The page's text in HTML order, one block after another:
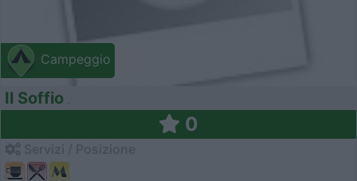
Campeggio
Il Soffio
0